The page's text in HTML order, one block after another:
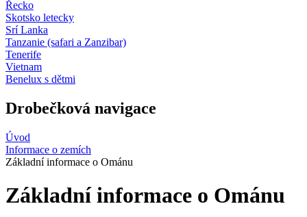
Řecko
Skotsko letecky
Srí Lanka
Tanzanie (safari a Zanzibar)
Tenerife
Vietnam
Benelux s dětmi
Drobečková navigace
Úvod
Informace o zemích
Základní informace o Ománu
Základní informace o Ománu